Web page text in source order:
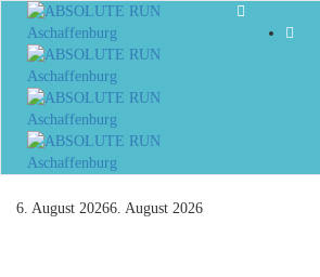
6. August 20266. August 2026